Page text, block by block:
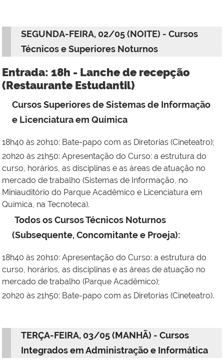
SEGUNDA-FEIRA, 02/05 (NOITE) - Cursos
Técnicos e Superiores Noturnos
Entrada: 18h - Lanche de recepção
(Restaurante Estudantil)
Cursos Superiores de Sistemas de Informação
e Licenciatura em Química
18h40 às 20h10: Bate-papo com as Diretorias (Cineteatro);
20h20 às 21h50: Apresentação do Curso: a estrutura do
curso, horários, as disciplinas e as áreas de atuação no
mercado de trabalho (Sistemas de Informação, no
Miniauditório do Parque Acadêmico e Licenciatura em
Química, na Tecnoteca).
Todos os Cursos Técnicos Noturnos
(Subsequente, Concomitante e Proeja):
18h40 às 20h10: Apresentação do Curso: a estrutura do
curso, horários, as disciplinas e as áreas de atuação no
mercado de trabalho (Parque Acadêmico);
20h20 às 21h50: Bate-papo com as Diretorias (Cineteatro).
TERÇA-FEIRA, 03/05 (MANHÃ) - Cursos
Integrados em Administração e Informática